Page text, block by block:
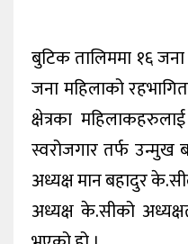
बुटिक तालिममा १६
जना महिलाको
क्षेत्रका
स्वरोजगार तर्फ उन्मुख
अध्यक्ष मान बहादुर
अध्यक्ष के.सीको